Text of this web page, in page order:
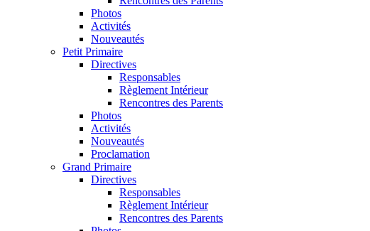
Photos
Activités
Nouveautés
Petit Primaire
Directives
Responsables
Règlement Intérieur
Rencontres des Parents
Photos
Activités
Nouveautés
Proclamation
Grand Primaire
Directives
Responsables
Règlement Intérieur
Rencontres des Parents